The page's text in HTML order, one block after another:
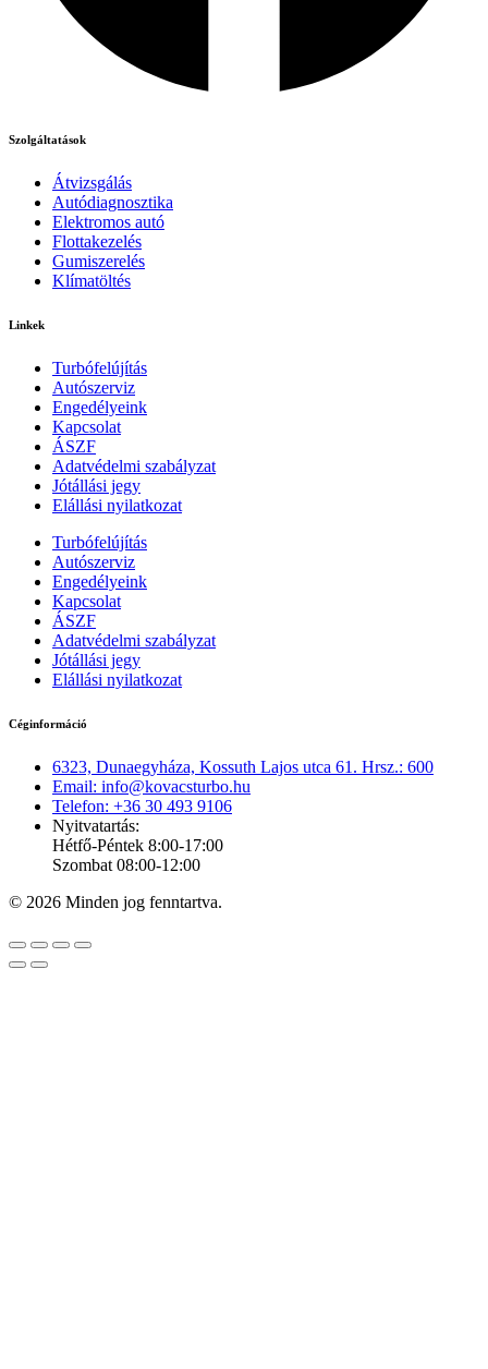
Szolgáltatások
Átvizsgálás
Autódiagnosztika
Elektromos autó
Flottakezelés
Gumiszerelés
Klímatöltés
Linkek
Turbófelújítás
Autószerviz
Engedélyeink
Kapcsolat
ÁSZF
Adatvédelmi szabályzat
Jótállási jegy
Elállási nyilatkozat
Turbófelújítás
Autószerviz
Engedélyeink
Kapcsolat
ÁSZF
Adatvédelmi szabályzat
Jótállási jegy
Elállási nyilatkozat
Céginformáció
6323, Dunaegyháza, Kossuth Lajos utca 61. Hrsz.: 600
Email: info@kovacsturbo.hu
Telefon: +36 30 493 9106
Nyitvatartás:
Hétfő-Péntek 8:00-17:00
Szombat 08:00-12:00
© 2026 Minden jog fenntartva.